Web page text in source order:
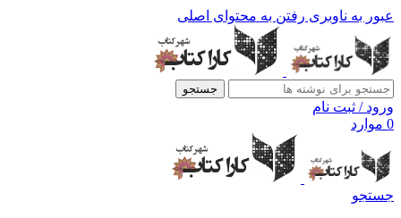
عبور به ناوبری رفتن به محتوای اصلی
جستجو
ورود / ثبت نام
0 موارد
جستجو